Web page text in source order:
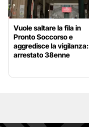
Vuole saltare la fila in
Pronto Soccorso e
aggredisce la vigilanza:
arrestato 38enne